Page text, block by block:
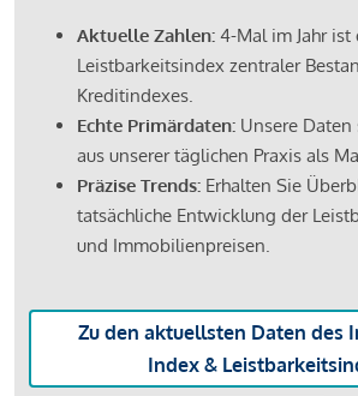
Aktuelle Zahlen: 4-Mal im Jahr ist
Leistbarkeitsindex zentraler
Kreditindexes.
Echte Primärdaten: Unsere
aus unserer täglichen Praxis als
Präzise Trends: Erhalten Sie
tatsächliche Entwicklung der
und Immobilienpreisen.
Zu den aktuellsten Daten des
Index &